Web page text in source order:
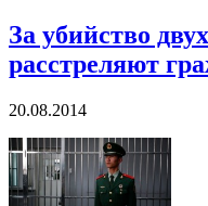
За убийство
расстреляют
20.08.2014